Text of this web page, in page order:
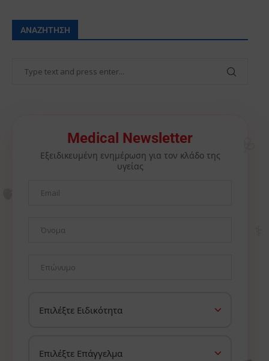
ΑΝΑΖΉΤΗΣΗ
Medical Newsletter
Εξειδικευμένη ενημέρωση για τον κλάδο της
υγείας